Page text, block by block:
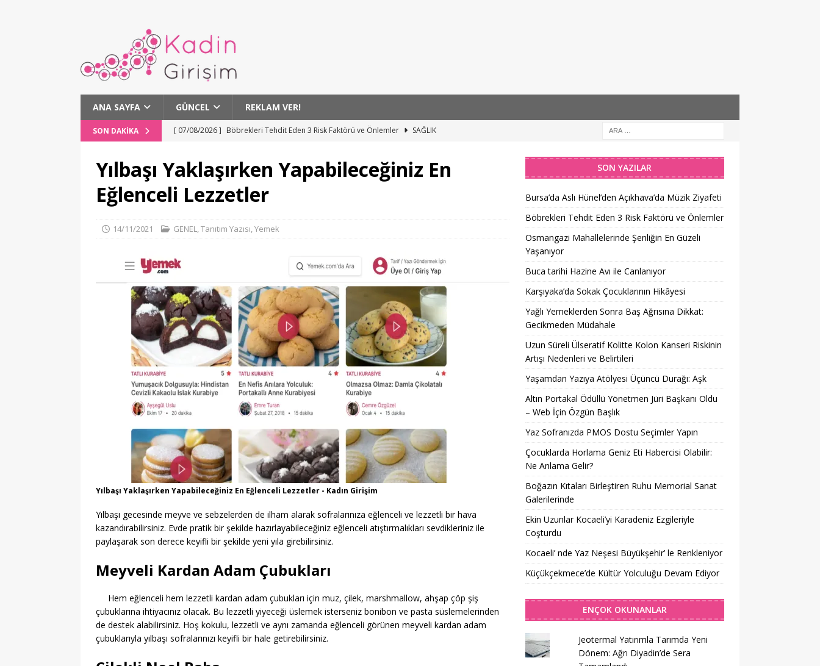
ANA SAYFA GÜNCEL REKLAM VER!
SON DAKIKA [ 07/08/2026 ] Böbrekleri Tehdit Eden 3 Risk Faktörü ve Önlemler
SAĞLIK
[ 07/08/2026 ]
Buca tarihi Hazine Avı ile Canlanıyor
SANAT
[ 07/08/2026 ] Karşıyaka’da Sokak Çocuklarının Hikâyesi
Yılbaşı Yaklaşırken Yapabileceğiniz En
Eğlenceli Lezzetler
14/11/2021 GENEL,Tanıtım Yazısı,Yemek
Yılbaşı Yaklaşırken Yapabileceğiniz En Eğlenceli Lezzetler - Kadın Girişim
Yılbaşı gecesinde meyve ve sebzelerden de ilham alarak sofralarınıza eğlenceli ve lezzetli bir hava
kazandırabilirsiniz. Evde pratik bir şekilde hazırlayabileceğiniz eğlenceli atıştırmalıkları sevdikleriniz ile
paylaşarak son derece keyifli bir şekilde yeni yıla girebilirsiniz.
Meyveli Kardan Adam Çubukları
Hem eğlenceli hem lezzetli kardan adam çubukları için muz, çilek, marshmallow, ahşap çöp şiş
çubuklarına ihtiyacınız olacak. Bu lezzetli yiyeceği üslemek isterseniz bonibon ve pasta süslemelerinden
de destek alabilirsiniz. Hoş kokulu, lezzetli ve aynı zamanda eğlenceli görünen meyveli kardan adam
çubuklarıyla yılbaşı sofralarınızı keyifli bir hale getirebilirsiniz.
SON YAZILAR
Bursa’da Aslı Hünel’den Açıkhava’da Müzik Ziyafeti
Böbrekleri Tehdit Eden 3 Risk Faktörü ve Önlemler
Osmangazi Mahallelerinde Şenliğin En Güzeli
Yaşanıyor
Buca tarihi Hazine Avı ile Canlanıyor
Karşıyaka’da Sokak Çocuklarının Hikâyesi
Yağlı Yemeklerden Sonra Baş Ağrısına Dikkat:
Gecikmeden Müdahale
Uzun Süreli Ülseratif Kolitte Kolon Kanseri Riskinin
Artışı Nedenleri ve Belirtileri
Yaşamdan Yazıya Atölyesi Üçüncü Durağı: Aşk
Altın Portakal Ödüllü Yönetmen Jüri Başkanı Oldu
– Web İçin Özgün Başlık
Yaz Sofranızda PMOS Dostu Seçimler Yapın
Çocuklarda Horlama Geniz Eti Habercisi Olabilir:
Ne Anlama Gelir?
Boğazın Kıtaları Birleştiren Ruhu Memorial Sanat
Galerilerinde
Ekin Uzunlar Kocaeli’yi Karadeniz Ezgileriyle
Coşturdu
Kocaeli’ nde Yaz Neşesi Büyükşehir’ le Renkleniyor
Küçükçekmece’de Kültür Yolculuğu Devam Ediyor
ENÇOK OKUNANLAR
Jeotermal Yatırımla Tarımda Yeni
Dönem: Ağrı Diyadin’de Sera